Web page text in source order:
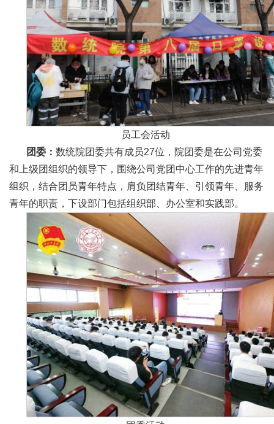
员工会活动
团委： 数统院团委共有成员27位，院团委是在公司党委
和上级团组织的领导下，围绕公司党团中心工作的先进青年
组织，结合团员青年特点，肩负团结青年、引领青年、服务
青年的职责，下设部门包括组织部、办公室和实践部。